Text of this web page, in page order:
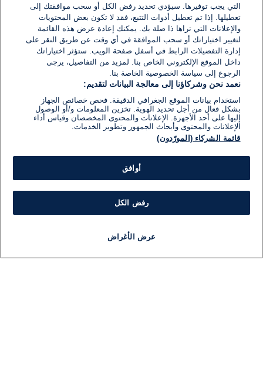
التي يجب توفيرها. سيؤدي تحديد رفض الكل أو سحب موافقتك إلى
تعطيلها. إذا تم تعطيل أدوات التتبع، فقد لا تكون بعض المحتويات
والإعلانات التي تراها ذا صلة بك. يمكنك إعادة عرض هذه القائمة
لتغيير اختياراتك أو سحب الموافقة في أي وقت عن طريق النقر على
إدارة التفضيلات الرابط في أسفل صفحة الويب. ستؤثر اختياراتك
داخل الموقع الإلكتروني الخاص بنا. لمزيد من التفاصيل، يرجى
الرجوع إلى سياسة الخصوصية الخاصة بنا.
نعمد نحن وشركاؤنا إلى معالجة البيانات لتقديم:
استخدام بيانات الموقع الجغرافي الدقيقة. فحص خصائص الجهاز
بشكل فعال من أجل تحديد الهوية. تخزين المعلومات و/أو الوصول
إليها على أحد الأجهزة. الإعلانات والمحتوى المخصصان وقياس أداء
الإعلانات والمحتوى وأبحاث الجمهور وتطوير الخدمات.
قائمة الشركاء (المورّدون)
أوافق
رفض الكل
عرض الأغراض